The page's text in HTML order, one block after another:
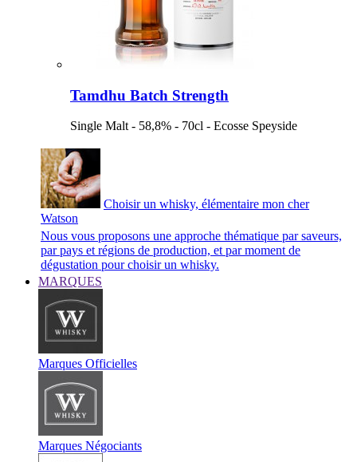
Tamdhu Batch Strength
Single Malt - 58,8% - 70cl - Ecosse Speyside
Choisir un whisky, élémentaire mon cher
Watson
Nous vous proposons une approche thématique par saveurs,
par pays et régions de production, et par moment de
dégustation pour choisir un whisky.
MARQUES
Marques Officielles
Marques Négociants